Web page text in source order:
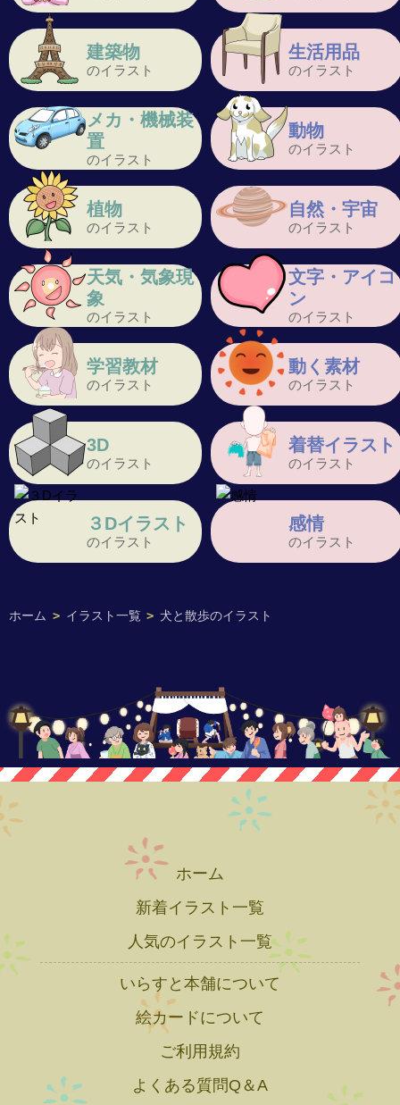
ホーム > イラスト一覧 > 犬と散歩のイラスト
建築物
のイラスト
生活用品
のイラスト
メカ・機械装
置
のイラスト
動物
のイラスト
植物
のイラスト
自然・宇宙
のイラスト
天気・気象現
象
のイラスト
文字・アイコ
ン
のイラスト
学習教材
のイラスト
動く素材
のイラスト
3D
のイラスト
着替イラスト
のイラスト
３Dイラスト
のイラスト
感情
のイラスト
ホーム
新着イラスト一覧
人気のイラスト一覧
いらすと本舗について
絵カードについて
ご利用規約
よくある質問Q＆A